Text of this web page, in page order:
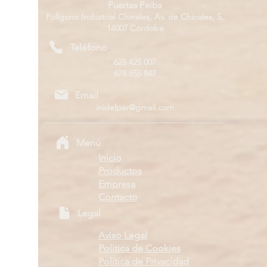
Teléfono
Email
Puertas Peiba
Polígono Industrial Chinales, Av. de Chinales, 5,
14007 Córdoba
625 425 007
678 655 847
inidelpar@gmail.com
Inicio
Productos
Empresa
Contacto
Legal
Menú
Aviso Legal
Política de Cookies
Política de Privacidad